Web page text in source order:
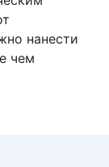
нанести
чем